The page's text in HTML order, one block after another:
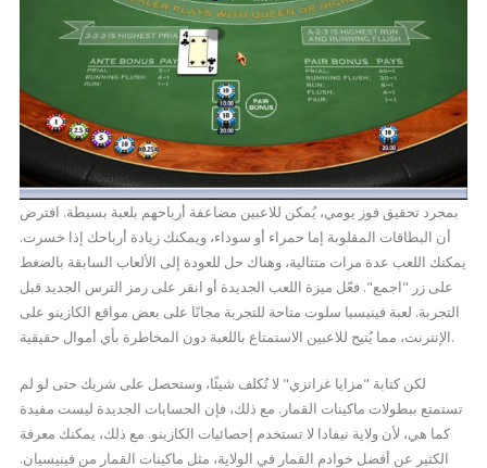
بمجرد تحقيق فوز يومي، يُمكن للاعبين مضاعفة أرباحهم بلعبة بسيطة. افترض
أن البطاقات المقلوبة إما حمراء أو سوداء، ويمكنك زيادة أرباحك إذا خسرت.
يمكنك اللعب عدة مرات متتالية، وهناك حل للعودة إلى الألعاب السابقة بالضغط
على زر "اجمع". فعّل ميزة اللعب الجديدة أو انقر على رمز الترس الجديد قبل
التجربة. لعبة فينيسيا سلوت متاحة للتجربة مجانًا على بعض مواقع الكازينو على
الإنترنت، مما يُتيح للاعبين الاستمتاع باللعبة دون المخاطرة بأي أموال حقيقية.
لكن كتابة "مزايا غراتزي" لا تُكلف شيئًا، وستحصل على شريك حتى لو لم
تستمتع ببطولات ماكينات القمار. مع ذلك، فإن الحسابات الجديدة ليست مفيدة
كما هي، لأن ولاية نيفادا لا تستخدم إحصائيات الكازينو. مع ذلك، يمكنك معرفة
الكثير عن أفضل خوادم القمار في الولاية، مثل ماكينات القمار من فينيسيان.